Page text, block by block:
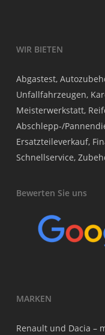
WIR BIETEN
Abgastest,
Unfallfahrzeugen,
Meisterwerkstatt,
Abschlepp-/
Ersatzteileverkauf,
Schnellservice,
Bewerten Sie uns
MARKEN
Renault und Dacia –